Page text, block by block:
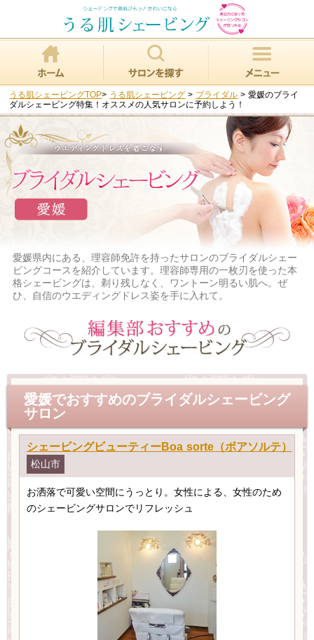
うる肌シェービングTOP> うる肌シェービング > ブライダル >愛媛のブライ
ダルシェービング特集！オススメの人気サロンに予約しよう！
愛媛県内にある、理容師免許を持ったサロンのブライダルシェー
ビングコースを紹介しています。理容師専用の一枚刃を使った本
格シェービングは、剃り残しなく、ワントーン明るい肌へ。ぜ
ひ、自信のウエディングドレス姿を手に入れて。
愛媛でおすすめのブライダルシェービング
サロン
シェービングビューティーBoa sorte（ボアソルテ）
松山市
お洒落で可愛い空間にうっとり。女性による、女性のため
のシェービングサロンでリフレッシュ